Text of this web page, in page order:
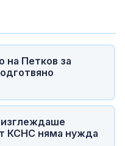
на Петков за
КСНС няма нужда